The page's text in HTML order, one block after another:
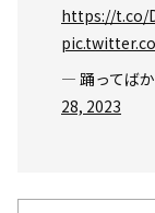
https://t.co/
— 踊ってば
28, 2023